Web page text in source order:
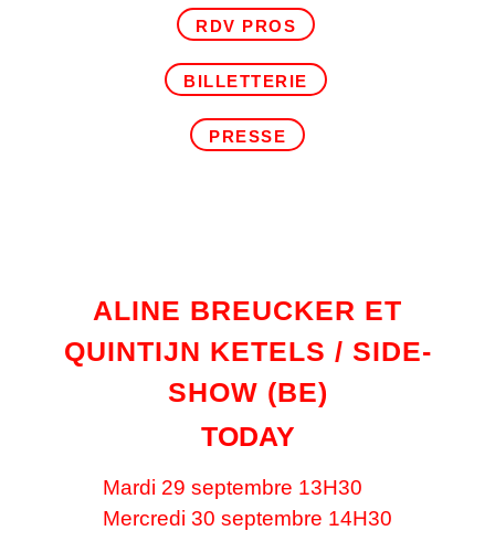
RDV PROS
BILLETTERIE
PRESSE
ALINE BREUCKER ET
QUINTIJN KETELS / SIDE-
SHOW (BE)
TODAY
Mardi 29 septembre 13H30
Mercredi 30 septembre 14H30